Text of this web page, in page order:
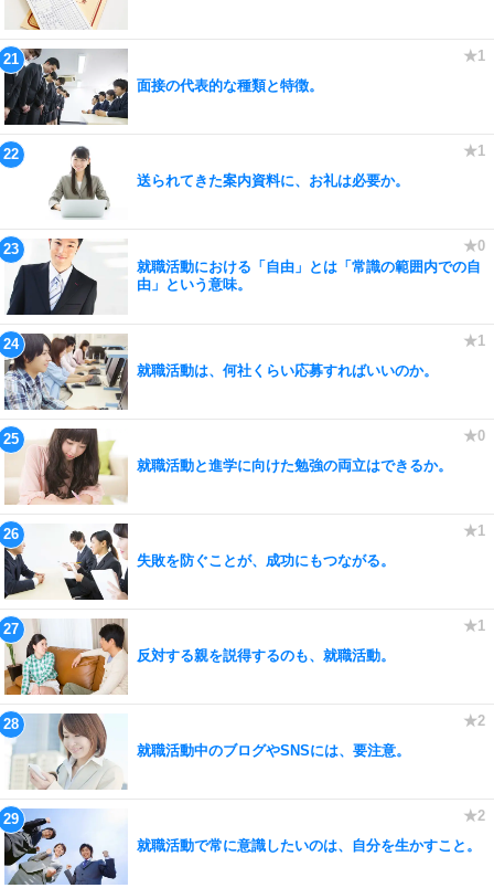
面接の代表的な種類と特徴。
送られてきた案内資料に、お礼は必要か。
就職活動における「自由」とは「常識の範囲内での自
由」という意味。
就職活動は、何社くらい応募すればいいのか。
就職活動と進学に向けた勉強の両立はできるか。
失敗を防ぐことが、成功にもつながる。
反対する親を説得するのも、就職活動。
就職活動中のブログやSNSには、要注意。
就職活動で常に意識したいのは、自分を生かすこと。